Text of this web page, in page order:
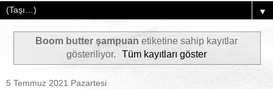
▼
Boom butter şampuan etiketine sahip kayıtlar
gösteriliyor.
Tüm kayıtları göster
5 Temmuz 2021 Pazartesi